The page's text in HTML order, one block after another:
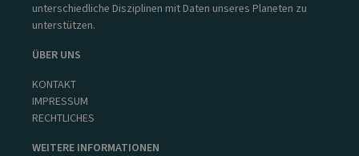
unterschiedliche Disziplinen mit Daten unseres Planeten zu
unterstützen.
ÜBER UNS
KONTAKT
IMPRESSUM
RECHTLICHES
WEITERE INFORMATIONEN